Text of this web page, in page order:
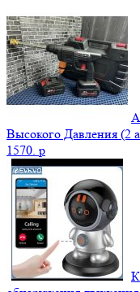
Высокого Давления (2
1570. p